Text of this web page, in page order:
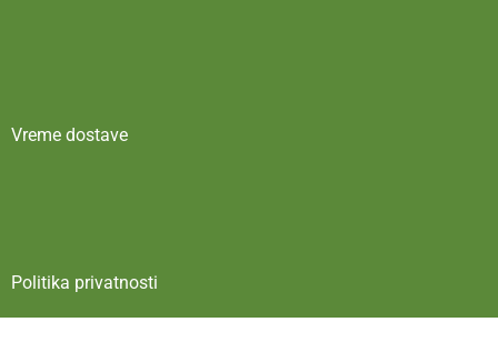
Vreme dostave
Politika privatnosti